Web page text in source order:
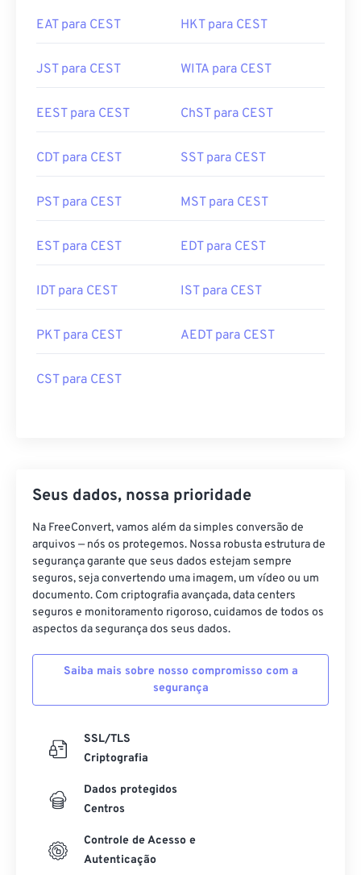
EAT para CEST HKT para CEST
JST para CEST WITA para CEST
EEST para CEST ChST para CEST
CDT para CEST SST para CEST
PST para CEST MST para CEST
EST para CEST EDT para CEST
IDT para CEST IST para CEST
PKT para CEST AEDT para CEST
CST para CEST
Seus dados, nossa prioridade
Na FreeConvert, vamos além da simples conversão de
arquivos — nós os protegemos. Nossa robusta estrutura de
segurança garante que seus dados estejam sempre
seguros, seja convertendo uma imagem, um vídeo ou um
documento. Com criptografia avançada, data centers
seguros e monitoramento rigoroso, cuidamos de todos os
aspectos da segurança dos seus dados.
Saiba mais sobre nosso compromisso com a
segurança
SSL/TLS
Criptografia
Dados protegidos
Centros
Controle de Acesso e
Autenticação